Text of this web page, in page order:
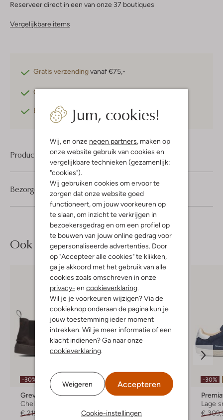
Jum, cookies!
Wij, en onze negen partners, maken op
onze website gebruik van cookies en
vergelijkbare technieken (gezamenlijk:
"cookies").
Wij gebruiken cookies om ervoor te
zorgen dat onze website goed
functioneert, om jouw voorkeuren op
te slaan, om inzicht te verkrijgen in
bezoekersgedrag en om een profiel op
te bouwen van jouw online gedrag voor
gepersonaliseerde advertenties. Door
op "Accepteer alle cookies" te klikken,
ga je akkoord met het gebruik van alle
cookies zoals omschreven in onze
privacy- en cookieverklaring.
Wil je je voorkeuren wijzigen? Via de
cookieknop onderaan de pagina kun je
jouw toestemming ieder moment
intrekken. Wil je meer informatie of een
klacht indienen? Ga naar onze
cookieverklaring.
Weigeren Accepteren
Cookie-instellingen
Reserveer direct in een van onze 37 boutiques
Vergelijkbare items
Gratis verzendingvanaf €75,-
Gratis retournerenbinnen 30 dagen*
Betaal achteraf
Product informatie
Bezorgen & retourneren
Ook iets voor jou?
-30%
Greve
Chelsea boots
€ 219,99
-30%
Giorgio
€ 249,99 € 174,99
-30%
Lage
€